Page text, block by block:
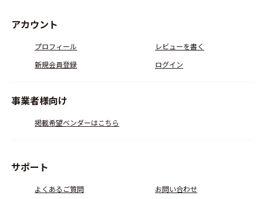
アカウント
プロフィール
レビューを書く
新規会員登録
ログイン
事業者様向け
掲載希望ベンダーはこちら
サポート
よくあるご質問 お問い合わせ